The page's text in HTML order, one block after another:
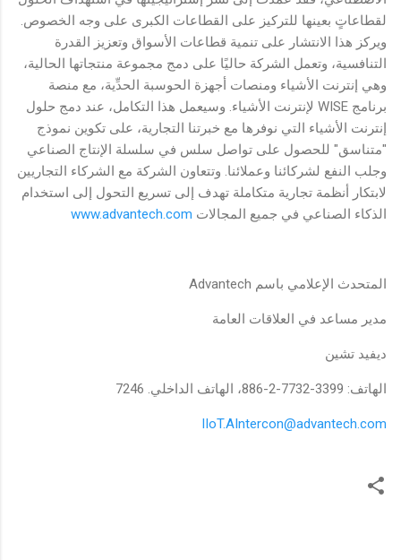
لقطاعاتٍ بعينها للتركيز على القطاعات الكبرى على وجه الخصوص.
ويركز هذا الانتشار على تنمية قطاعات الأسواق وتعزيز القدرة
التنافسية، وتعمل الشركة حاليًا على دمج مجموعة منتجاتها الحالية،
وهي إنترنت الأشياء ومنصات أجهزة الحوسبة الحدِّية، مع منصة
برنامج WISE لإنترنت الأشياء. وسيعمل هذا التكامل، عند دمج حلول
إنترنت الأشياء التي نوفرها مع خبرتنا التجارية، على تكوين نموذج
"متناسق" للحصول على تواصل سلس في سلسلة الإنتاج الصناعي
وجلب النفع لشركائنا وعملائنا. وتتعاون الشركة مع الشركاء التجاريين
لابتكار أنظمة تجارية متكاملة تهدف إلى تسريع التحول إلى استخدام
الذكاء الصناعي في جميع المجالات www.advantech.com
المتحدث الإعلامي باسم Advantech
مدير مساعد في العلاقات العامة
ديفيد تشين
الهاتف: 3399-7732-2-886، الهاتف الداخلي. 7246
IIoT.AIntercon@advantech.com